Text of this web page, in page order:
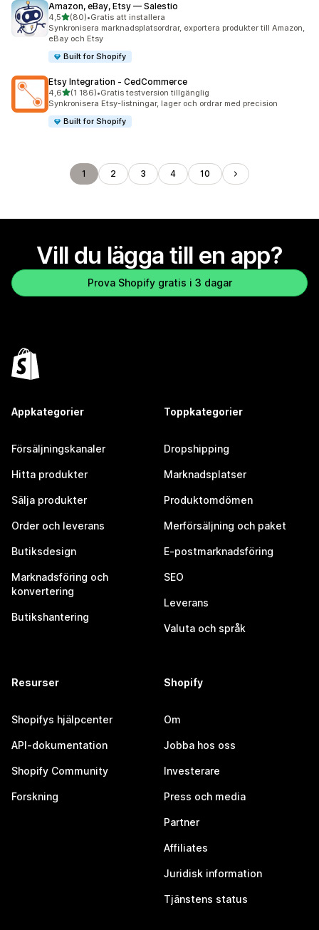
Amazon, eBay, Etsy — Salestio
4,5av 5 stjärnor
(80)
80 recensioner totalt
•Gratis att installera
Synkronisera marknadsplatsordrar, exportera produkter till Amazon,
eBay och Etsy
Built for Shopify
Etsy Integration ‑ CedCommerce
4,6av 5 stjärnor
(1 186)
1186 recensioner totalt
•Gratis testversion tillgänglig
Synkronisera Etsy-listningar, lager och ordrar med precision
Built for Shopify
1 2 3 4 10
Vill du lägga till en app?
Prova Shopify gratis i 3 dagar
Appkategorier
Försäljningskanaler
Hitta produkter
Sälja produkter
Order och leverans
Butiksdesign
Marknadsföring och
konvertering
Butikshantering
Toppkategorier
Dropshipping
Marknadsplatser
Produktomdömen
Merförsäljning och paket
E-postmarknadsföring
SEO
Leverans
Valuta och språk
Resurser
Shopifys hjälpcenter
API-dokumentation
Shopify Community
Forskning
Shopify
Om
Jobba hos oss
Investerare
Press och media
Partner
Affiliates
Juridisk information
Tjänstens status